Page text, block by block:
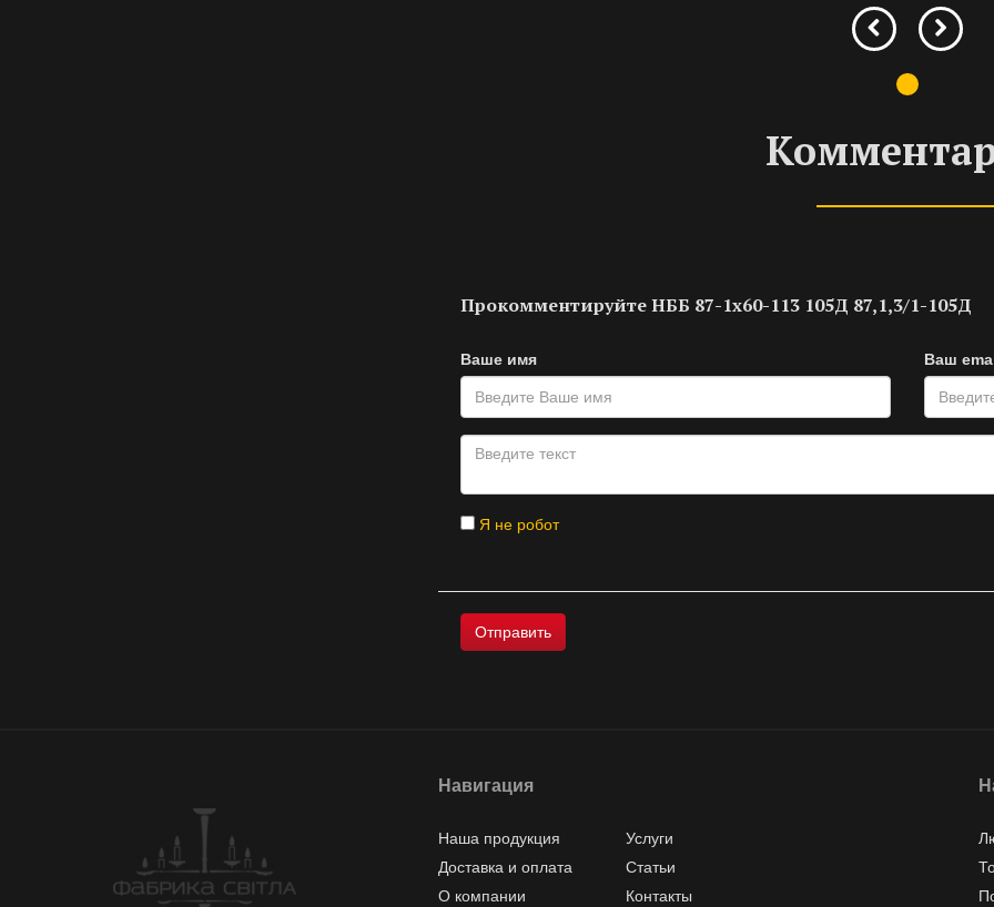
Прокомментируйте НББ 87-1х60-113 105Д 87,1,3/1-105Д
Ваше имя Ваш
Я не робот
Навигация
Наша продукция
Услуги
Доставка и оплата
Статьи
О компании
Контакты